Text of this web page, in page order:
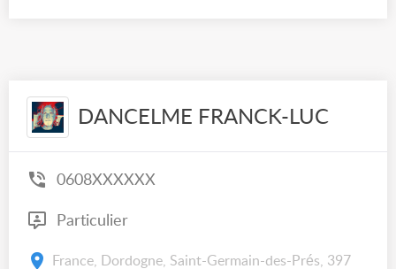
DANCELME FRANCK-LUC
0608XXXXXX
Particulier
France, Dordogne, Saint-Germain-des-Prés, 397